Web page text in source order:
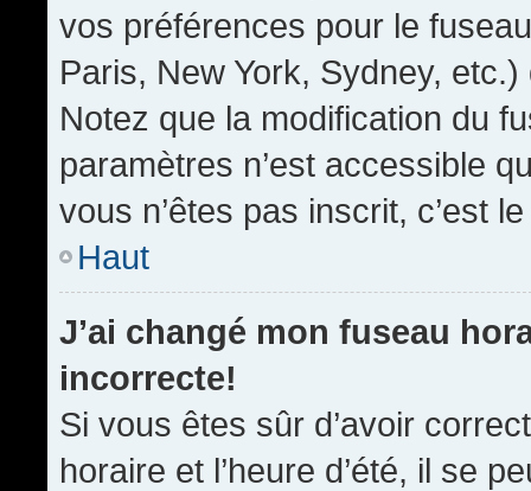
vos préférences pour le
Paris, New York, Sydney,
Notez que la modification du
paramètres n’est accessible
vous n’êtes pas inscrit, c’est
Haut
J’ai changé mon fuseau
incorrecte!
Si vous êtes sûr d’avoir
horaire et l’heure d’été, il se